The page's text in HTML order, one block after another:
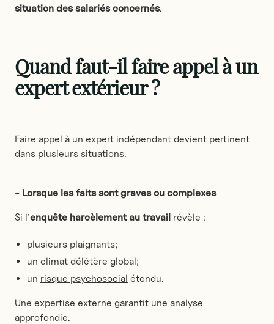
situation des salariés concernés.
Quand faut-il faire appel à un
expert extérieur ?
Faire appel à un expert indépendant devient pertinent
dans plusieurs situations.
- Lorsque les faits sont graves ou complexes
Si l’enquête harcèlement au travail révèle :
plusieurs plaignants;
un climat délétère global;
un risque psychosocial étendu.
Une expertise externe garantit une analyse
approfondie.